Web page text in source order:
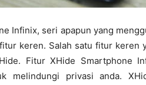
Infinix, seri apapun yang
keren. Salah satu fitur keren
Fitur XHide Smartphone
melindungi privasi anda.